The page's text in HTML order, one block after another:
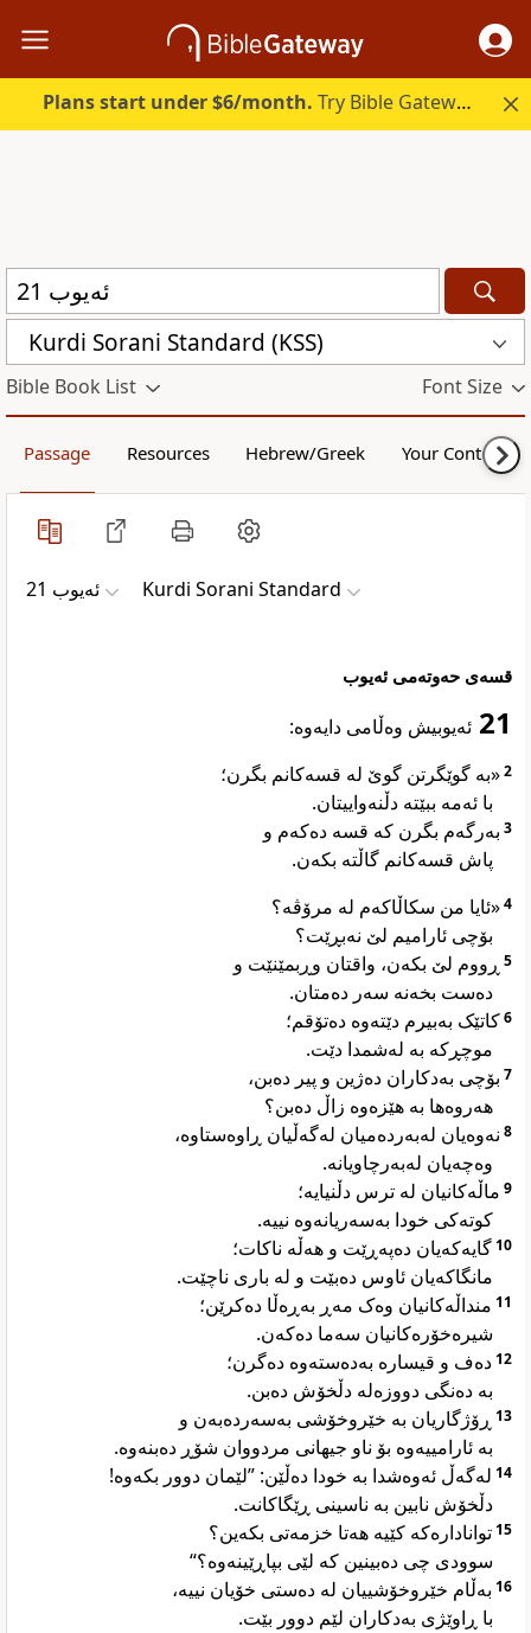
Plans start under $6/month. Try Bible Gateway Plus.
Kurdi Sorani Standard (KSS)
Bible Book List Font Size
Passage Resources Hebrew/Greek Your Content
ئەیوب 21 Kurdi Sorani Standard
قسەی حەوتەمی ئەیوب
21 ئەیوبیش وەڵامی دایەوە:
2«بە گوێگرتن گوێ لە قسەکانم بگرن؛
با ئەمە ببێتە دڵنەواییتان.
3 بەرگەم بگرن کە قسە دەکەم و
پاش قسەکانم گاڵتە بکەن.
4«ئایا من سکاڵاکەم لە مرۆڤە؟
بۆچی ئارامیم لێ نەبڕێت؟
5 ڕووم لێ بکەن، واقتان وڕبمێنێت و
دەست بخەنە سەر دەمتان.
6کاتێک بەبیرم دێتەوە دەتۆقم؛
موچڕکە بە لەشمدا دێت.
7 بۆچی بەدکاران دەژین و پیر دەبن،
هەروەها بە هێزەوە زاڵ دەبن؟
8 نەوەیان لەبەردەمیان لەگەڵیان ڕاوەستاوە،
وەچەیان لەبەرچاویانە.
9 ماڵەکانیان لە ترس دڵنیایە؛
کوتەکی خودا بەسەریانەوە نییە.
10گایەکەیان دەپەڕێت و هەڵە ناکات؛
مانگاکەیان ئاوس دەبێت و لە باری ناچێت.
11 منداڵەکانیان وەک مەڕ بەڕەڵا دەکرێن؛
شیرەخۆرەکانیان سەما دەکەن.
12دەف و قیسارە بەدەستەوە دەگرن؛
بە دەنگی دووزەلە دڵخۆش دەبن.
13 ڕۆژگاریان بە خێروخۆشی بەسەردەبەن و
بە ئارامییەوە بۆ ناو جیهانی مردووان شۆڕ دەبنەوە.
14 لەگەڵ ئەوەشدا بە خودا دەڵێن: ”لێمان دوور بکەوە!
دڵخۆش نابین بە ناسینی ڕێگاکانت.
15توانادارەکە کێیە هەتا خزمەتی بکەین؟
سوودی چی دەبینین کە لێی بپاڕێینەوە؟“
16 بەڵام خێروخۆشییان لە دەستی خۆیان نییە،
با ڕاوێژی بەدکاران لێم دوور بێت.